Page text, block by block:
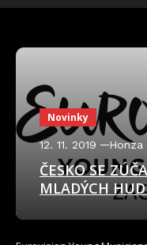
Novinky
12. 11. 2019 Honza
ČESKO SE
MLADÝCH